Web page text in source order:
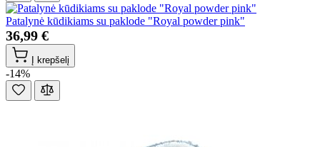
Patalynė kūdikiams su paklode "Royal powder pink"
36,99 €
Į krepšelį
-14%